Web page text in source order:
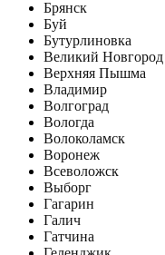
Брянск
Буй
Бутурлиновка
Великий Новгород
Верхняя Пышма
Владимир
Волгоград
Вологда
Волоколамск
Воронеж
Всеволожск
Выборг
Гагарин
Галич
Гатчина